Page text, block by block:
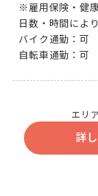
※雇用保険・健
日数・時間によ
バイク通勤：可
エリ
詳